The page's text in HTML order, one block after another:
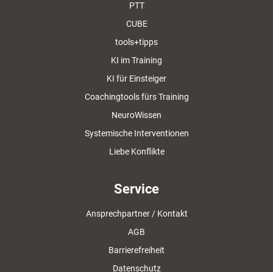
PTT
CUBE
tools+tipps
KI im Training
KI für Einsteiger
Coachingtools fürs Training
NeuroWissen
Systemische Interventionen
Liebe Konflikte
Service
Ansprechpartner / Kontakt
AGB
Barrierefreiheit
Datenschutz